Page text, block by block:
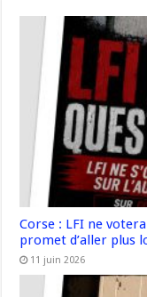
Corse : LFI ne
promet d’aller plus
11 juin 2026